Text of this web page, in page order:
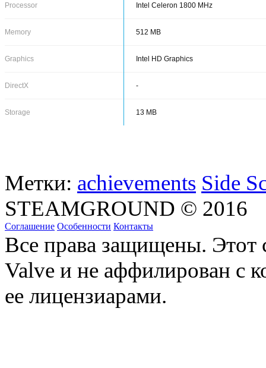
Processor Intel Celeron 1800 MHz
Memory 512 MB
Graphics Intel HD Graphics
DirectX -
Storage 13 MB
Метки: achievements Side
STEAMGROUND © 2016
Соглашение Особенности Контакты
Все права защищены. Этот
Valve и не аффилирован с
ее лицензиарами.